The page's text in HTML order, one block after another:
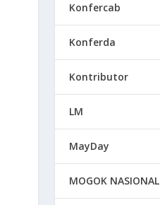
Konfercab
Konferda
Kontributor
LM
MayDay
MOGOK NASIONAL